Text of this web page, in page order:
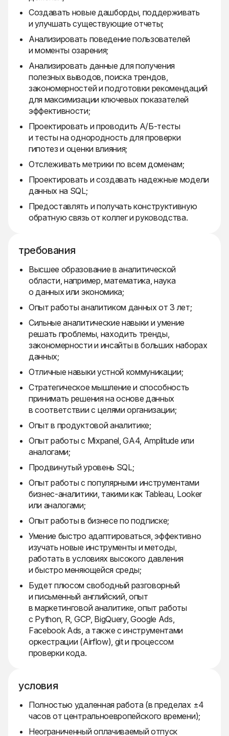
Создавать новые дашборды, поддерживать
и улучшать существующие отчеты;
Анализировать поведение пользователей
и моменты озарения;
Анализировать данные для получения
полезных выводов, поиска трендов,
закономерностей и подготовки рекомендаций
для максимизации ключевых показателей
эффективности;
Проектировать и проводить А/Б-тесты
и тесты на однородность для проверки
гипотез и оценки влияния;
Отслеживать метрики по всем доменам;
Проектировать и создавать надежные модели
данных на SQL;
Предоставлять и получать конструктивную
обратную связь от коллег и руководства.
требования
Высшее образование в аналитической
области, например, математика, наука
о данных или экономика;
Опыт работы аналитиком данных от 3 лет;
Сильные аналитические навыки и умение
решать проблемы, находить тренды,
закономерности и инсайты в больших наборах
данных;
Отличные навыки устной коммуникации;
Стратегическое мышление и способность
принимать решения на основе данных
в соответствии с целями организации;
Опыт в продуктовой аналитике;
Опыт работы с Mixpanel, GA4, Amplitude или
аналогами;
Продвинутый уровень SQL;
Опыт работы с популярными инструментами
бизнес-аналитики, такими как Tableau, Looker
или аналогами;
Опыт работы в бизнесе по подписке;
Умение быстро адаптироваться, эффективно
изучать новые инструменты и методы,
работать в условиях высокого давления
и быстро меняющейся среды;
Будет плюсом свободный разговорный
и письменный английский, опыт
в маркетинговой аналитике, опыт работы
с Python, R, GCP, BigQuery, Google Ads,
Facebook Ads, а также с инструментами
оркестрации (Airflow), git и процессом
проверки кода.
условия
Полностью удаленная работа (в пределах ±4
часов от центральноевропейского времени);
Неограниченный оплачиваемый отпуск